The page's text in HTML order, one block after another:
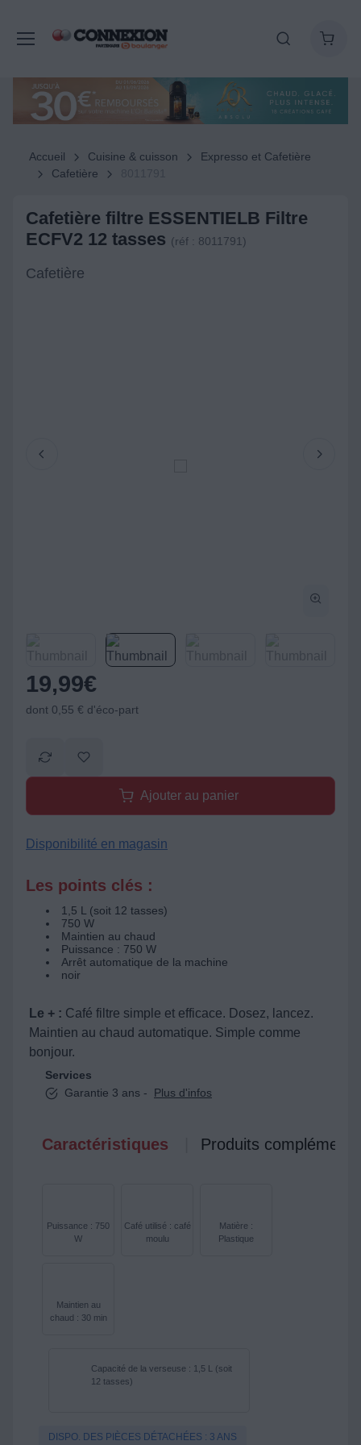
Accueil Cuisine & cuisson
Expresso et Cafetière
Cafetière
Cafetière filtre ESSENTIELB Filtre
ECFV2 12 tasses (réf : 8011791)
Cafetière
19,99€
dont 0,55 € d'éco-part
Ajouter au panier
Disponibilité en magasin
Les points clés :
1,5 L (soit 12 tasses)
750 W
Maintien au chaud
Puissance : 750 W
Arrêt automatique de la machine
noir
Le + : Café filtre simple et efficace. Dosez, lancez.
Maintien au chaud automatique. Simple comme
bonjour.
Services
Garantie 3 ans -
Plus d'infos
Caractéristiques Produits
Puissance : 750
W
Café utilisé : café
moulu
Matière :
Plastique
Maintien au
chaud : 30 min
Capacité de la verseuse : 1,5 L (soit
12 tasses)
DISPO. DES PIÈCES DÉTACHÉES : 3 ANS